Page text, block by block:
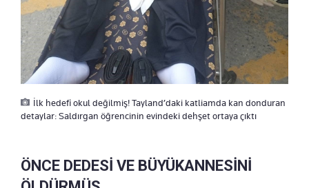
İlk hedefi okul değilmiş! Tayland’daki katliamda kan donduran
detaylar: Saldırgan öğrencinin evindeki dehşet ortaya çıktı
ÖNCE DEDESİ VE BÜYÜKANNESİNİ